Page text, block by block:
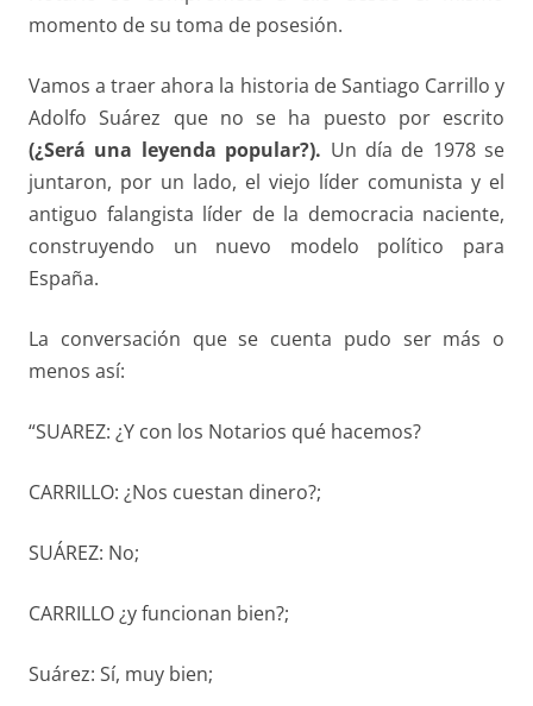
momento de su toma de posesión.
Vamos a traer ahora la historia de Santiago Carrillo y
Adolfo Suárez que no se ha puesto por escrito
(¿Será una leyenda popular?). Un día de 1978 se
juntaron, por un lado, el viejo líder comunista y el
antiguo falangista líder de la democracia naciente,
construyendo un nuevo modelo político para
España.
La conversación que se cuenta pudo ser más o
menos así:
“SUAREZ: ¿Y con los Notarios qué hacemos?
CARRILLO: ¿Nos cuestan dinero?;
SUÁREZ: No;
CARRILLO ¿y funcionan bien?;
Suárez: Sí, muy bien;